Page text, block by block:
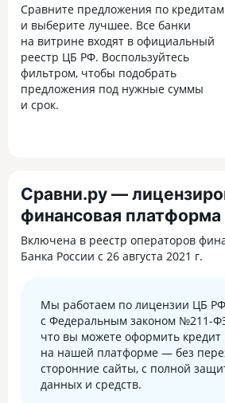
Сравните предложения по кредитам
и выберите лучшее. Все банки
на витрине входят в официальный
реестр ЦБ РФ. Воспользуйтесь
фильтром, чтобы подобрать
предложения под нужные суммы
и срок.
Сравни.ру —
финансовая платформа
Включена в реестр операторов
Банка России с 26 августа 2021 г.
Мы работаем по лицензии ЦБ РФ
с Федеральным законом №211-
что вы можете оформить
на нашей платформе — без
сторонние сайты, с полной
данных и средств.